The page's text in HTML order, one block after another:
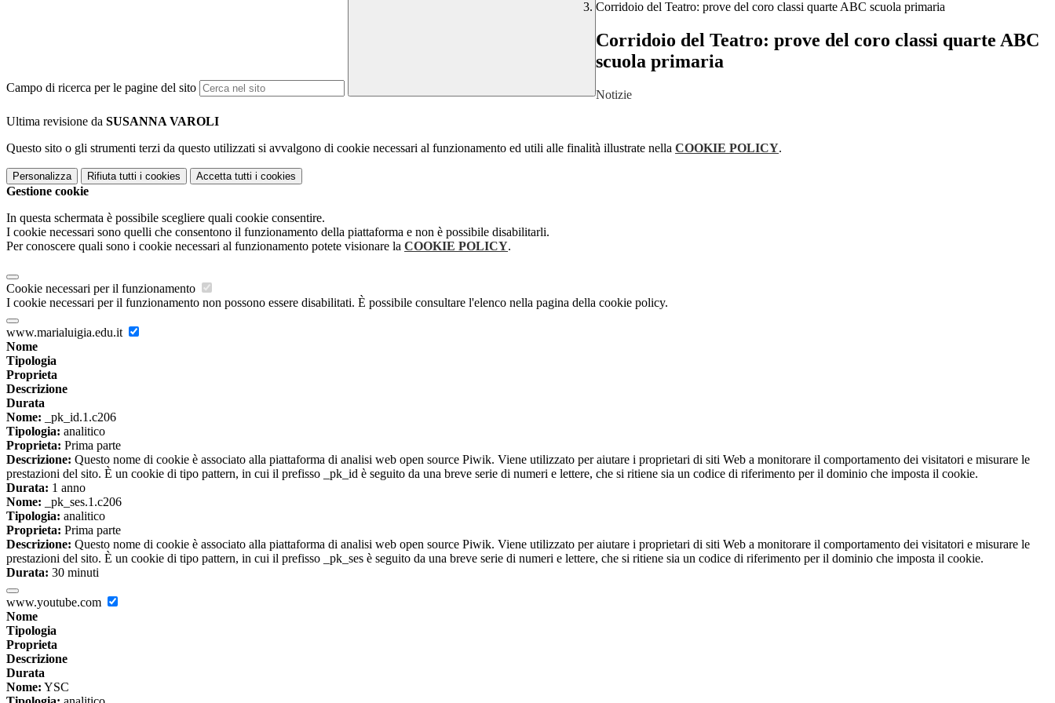
Campo di ricerca per le pagine del sito
Corridoio del Teatro: prove del coro classi quarte ABC scuola primaria
Corridoio del Teatro: prove del coro classi quarte ABC
scuola primaria
Notizie
Ultima revisione da SUSANNA VAROLI
Questo sito o gli strumenti terzi da questo utilizzati si avvalgono di cookie necessari al funzionamento ed utili alle finalità illustrate nella COOKIE POLICY.
Personalizza Rifiuta tutti i cookies Accetta tutti i cookies
Gestione cookie
In questa schermata è possibile scegliere quali cookie consentire.
I cookie necessari sono quelli che consentono il funzionamento della piattaforma e non è possibile disabilitarli.
Per conoscere quali sono i cookie necessari al funzionamento potete visionare la COOKIE POLICY.
Cookie necessari per il funzionamento
I cookie necessari per il funzionamento non possono essere disabilitati. È possibile consultare l'elenco nella pagina della cookie policy.
www.marialuigia.edu.it
Nome
Tipologia
Proprieta
Descrizione
Durata
Nome: _pk_id.1.c206
Tipologia: analitico
Proprieta: Prima parte
Descrizione: Questo nome di cookie è associato alla piattaforma di analisi web open source Piwik. Viene utilizzato per aiutare i proprietari di siti Web a monitorare il comportamento dei visitatori e misurare le
prestazioni del sito. È un cookie di tipo pattern, in cui il prefisso _pk_id è seguito da una breve serie di numeri e lettere, che si ritiene sia un codice di riferimento per il dominio che imposta il cookie.
Durata: 1 anno
Nome: _pk_ses.1.c206
Tipologia: analitico
Proprieta: Prima parte
Descrizione: Questo nome di cookie è associato alla piattaforma di analisi web open source Piwik. Viene utilizzato per aiutare i proprietari di siti Web a monitorare il comportamento dei visitatori e misurare le
prestazioni del sito. È un cookie di tipo pattern, in cui il prefisso _pk_ses è seguito da una breve serie di numeri e lettere, che si ritiene sia un codice di riferimento per il dominio che imposta il cookie.
Durata: 30 minuti
www.youtube.com
Nome
Tipologia
Proprieta
Descrizione
Durata
Nome: YSC